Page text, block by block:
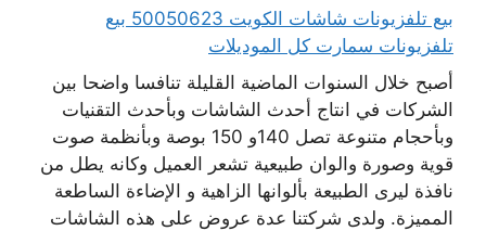
بيع تلفزيونات شاشات الكويت 50050623 بيع
تلفزيونات سمارت كل الموديلات
أصبح خلال السنوات الماضية القليلة تنافسا واضحا بين
الشركات في انتاج أحدث الشاشات وبأحدث التقنيات
وبأحجام متنوعة تصل 140و 150 بوصة وبأنظمة صوت
قوية وصورة والوان طبيعية تشعر العميل وكانه يطل من
نافذة ليرى الطبيعة بألوانها الزاهية و الإضاءة الساطعة
المميزة. ولدى شركتنا عدة عروض على هذه الشاشات